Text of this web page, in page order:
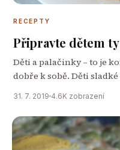
RECEPTY
Připravte dětem
Děti a palačinky – to je
dobře k sobě. Děti
31. 7. 2019 4.6K zobrazení